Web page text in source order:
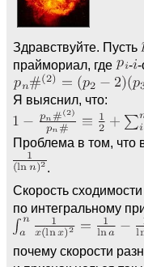
Здравствуйте. Пусть
праймориал, где
- -
Я выяснил, что:
Проблема в том, что
.
Скорость
по интегральному
почему скорости